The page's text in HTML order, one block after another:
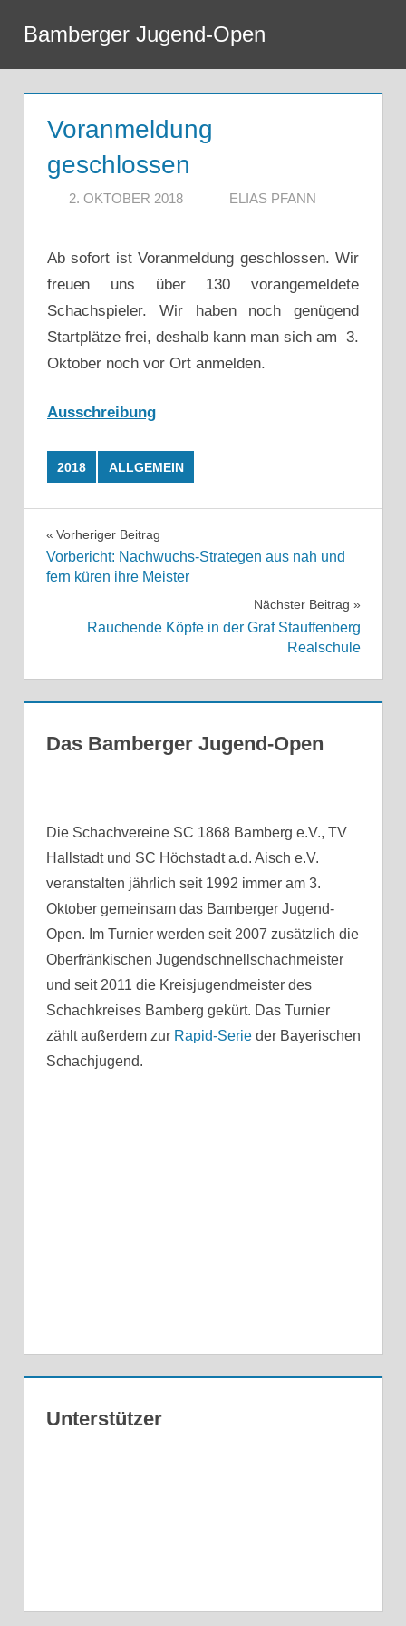
Inhalt
springen
Bamberger Jugend-Open
Voranmeldung
geschlossen
2. OKTOBER 2018 ELIAS PFANN
Ab sofort ist Voranmeldung geschlossen. Wir
freuen uns über 130 vorangemeldete
Schachspieler. Wir haben noch genügend
Startplätze frei, deshalb kann man sich am 3.
Oktober noch vor Ort anmelden.
Ausschreibung
2018 ALLGEMEIN
Beitragsnavigation
Vorheriger Beitrag
Vorbericht: Nachwuchs-Strategen aus nah und
fern küren ihre Meister
Nächster Beitrag
Rauchende Köpfe in der Graf Stauffenberg
Realschule
Das Bamberger Jugend-Open
Die Schachvereine SC 1868 Bamberg e.V., TV
Hallstadt und SC Höchstadt a.d. Aisch e.V.
veranstalten jährlich seit 1992 immer am 3.
Oktober gemeinsam das Bamberger Jugend-
Open. Im Turnier werden seit 2007 zusätzlich die
Oberfränkischen Jugendschnellschachmeister
und seit 2011 die Kreisjugendmeisterdes
Schachkreises Bamberg gekürt. Das Turnier
zählt außerdem zur Rapid-Serieder Bayerischen
Schachjugend.
Unterstützer